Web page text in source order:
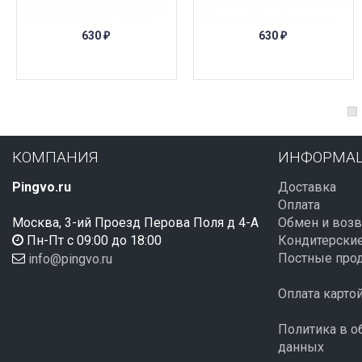
630 ₽ 630 ₽
КОМПАНИЯ
Pingvo.ru
Москва, 3-ий Проезд Перова Поля д 4-А
Пн-Пт с 09:00 до 18:00
info@pingvo.ru
Доставка
Оплата
Обмен и
Постные
Оплата
Политика в
данных